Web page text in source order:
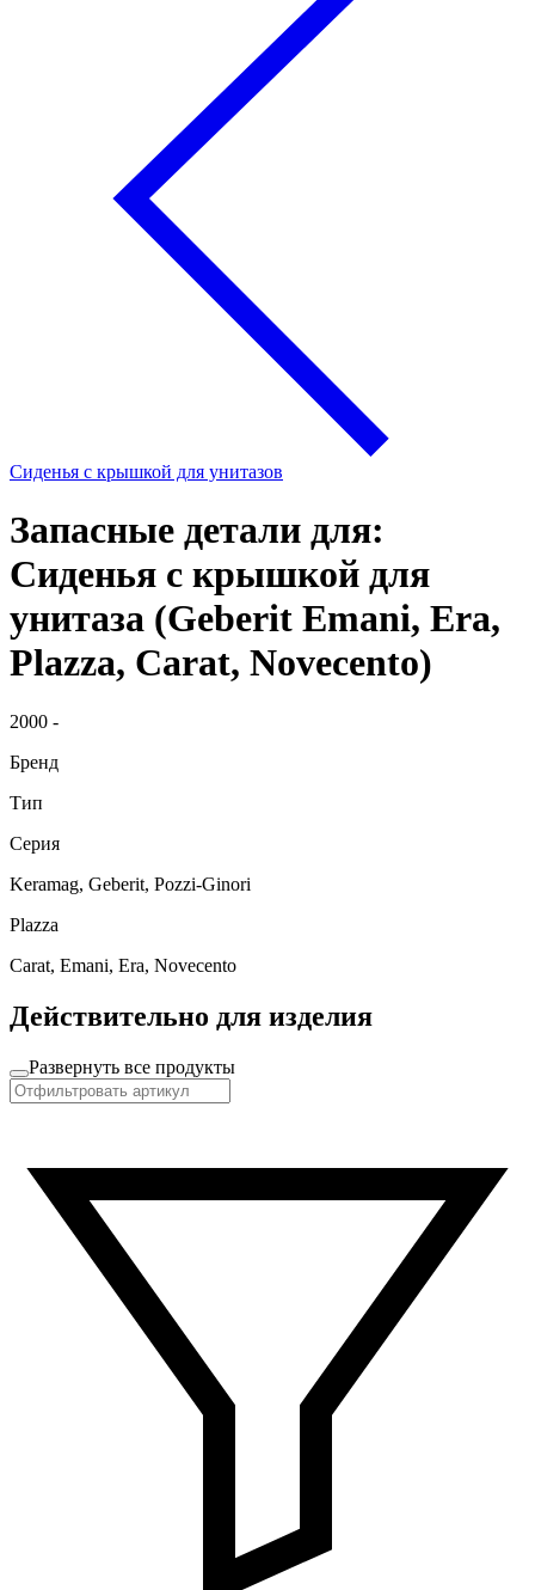
Сиденья с крышкой для унитазов
Запасные детали для:
Сиденья с крышкой для
унитаза (Geberit Emani, Era,
Plazza, Carat, Novecento)
2000 -
Бренд
Тип
Серия
Keramag, Geberit, Pozzi-Ginori
Plazza
Carat, Emani, Era, Novecento
Действительно для изделия
Развернуть все продукты